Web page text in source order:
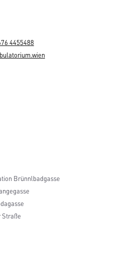
4455488
Brünnlbadgasse
Straße